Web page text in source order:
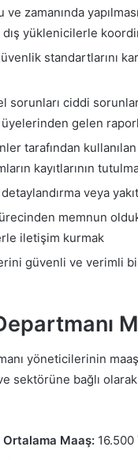
ve zamanında
yüklenicilerle
standartlarını
sorunları ciddi
gelen
tarafından
kayıtlarının
veya
memnun
iletişim kurmak
güvenli ve verimli
yöneticilerinin
sektörüne bağlı
Ortalama Maaş: